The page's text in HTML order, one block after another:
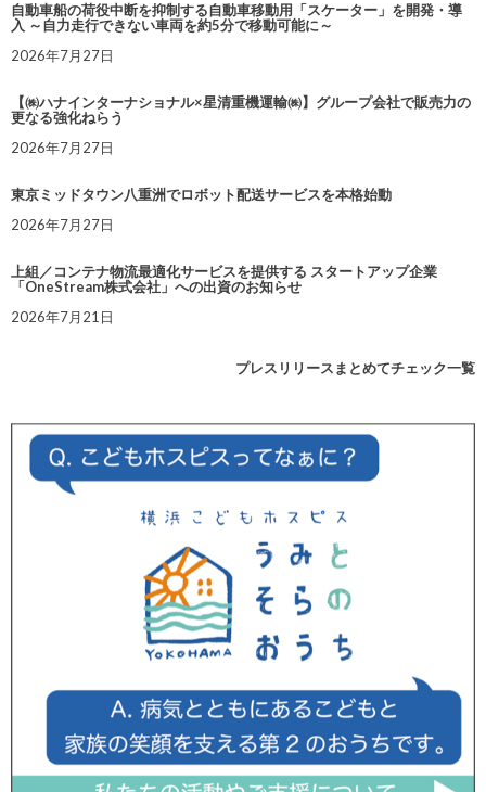
自動車船の荷役中断を抑制する自動車移動用「スケーター」を開発・導
入 ～自力走行できない車両を約5分で移動可能に～
2026年7月27日
【㈱ハナインターナショナル×星清重機運輸㈱】グループ会社で販売力の
更なる強化ねらう
2026年7月27日
東京ミッドタウン八重洲でロボット配送サービスを本格始動
2026年7月27日
上組／コンテナ物流最適化サービスを提供する スタートアップ企業
「OneStream株式会社」への出資のお知らせ
2026年7月21日
プレスリリースまとめてチェック一覧